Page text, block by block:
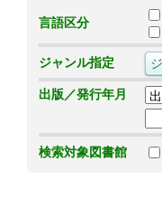
言語区分
ジャンル指定
出版／発行年月
検索対象図書館